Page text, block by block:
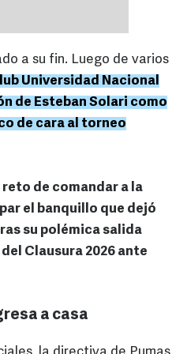
a su fin. Luego de varios
Universidad Nacional
de Esteban Solari como
de cara al torneo
de comandar a la
el banquillo que dejó
su polémica salida
Clausura 2026 ante
a casa